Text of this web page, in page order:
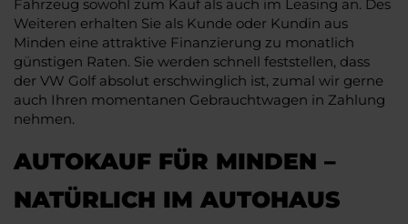
Fahrzeug sowohl zum Kauf als auch im Leasing an. Des
Weiteren erhalten Sie als Kunde oder Kundin aus
Minden eine attraktive Finanzierung zu monatlich
günstigen Raten. Sie werden schnell feststellen, dass
der VW Golf absolut erschwinglich ist, zumal wir gerne
auch Ihren momentanen Gebrauchtwagen in Zahlung
nehmen.
AUTOKAUF FÜR MINDEN –
NATÜRLICH IM AUTOHAUS